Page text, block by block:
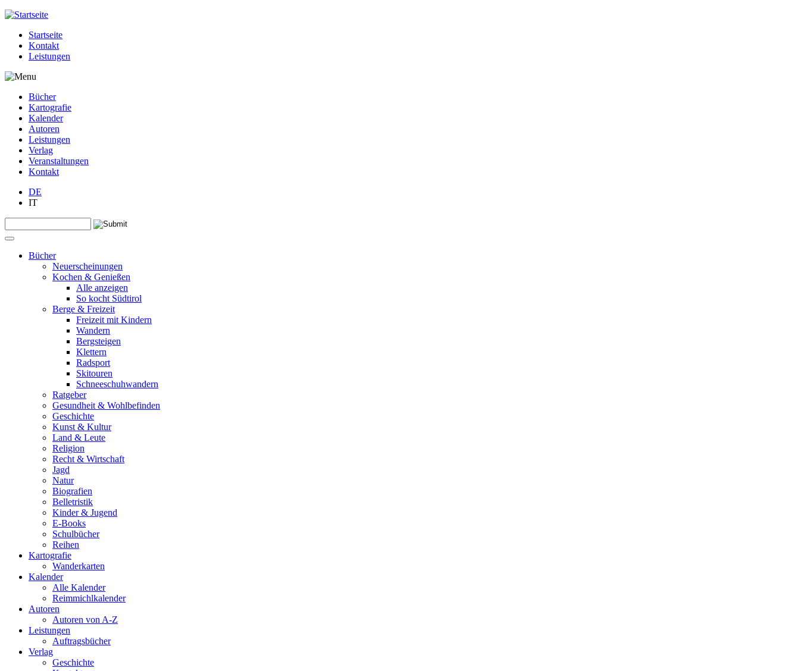
Jump to navigation
Startseite
Kontakt
Leistungen
Bücher
Kartografie
Kalender
Autoren
Leistungen
Verlag
Veranstaltungen
Kontakt
DE
IT
Suchformular
Bücher
Neuerscheinungen
Kochen & Genießen
Alle anzeigen
So kocht Südtirol
Berge & Freizeit
Freizeit mit Kindern
Wandern
Bergsteigen
Klettern
Radsport
Skitouren
Schneeschuhwandern
Ratgeber
Gesundheit & Wohlbefinden
Geschichte
Kunst & Kultur
Land & Leute
Religion
Recht & Wirtschaft
Jagd
Natur
Biografien
Belletristik
Kinder & Jugend
E-Books
Schulbücher
Reihen
Kartografie
Wanderkarten
Kalender
Alle Kalender
Reimmichlkalender
Autoren
Autoren von A-Z
Leistungen
Auftragsbücher
Verlag
Geschichte